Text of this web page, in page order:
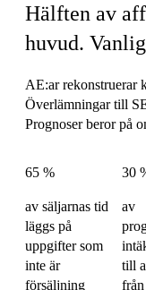
Hälften av
huvud.
AE:ar rekonstruerar
Överlämningar till
Prognoser beror på
65 %
av säljarnas tid
läggs på
uppgifter som
inte är
försäljning
30
av
till